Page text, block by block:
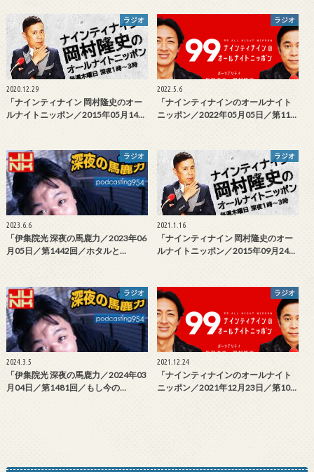
ラジオ
2020.12.29
「ナインティナイン 岡村隆史のオー
ルナイトニッポン／2015年05月14…
ラジオ
2022.5.6
「ナインティナインのオールナイト
ニッポン／2022年05月05日／第11…
ラジオ
2023.6.6
「伊集院光 深夜の馬鹿力／2023年06
月05日／第1442回／ホタルと…
ラジオ
2021.1.16
「ナインティナイン 岡村隆史のオー
ルナイトニッポン／2015年09月24…
ラジオ
2024.3.5
「伊集院光 深夜の馬鹿力／2024年03
月04日／第1481回／もし今の…
ラジオ
2021.12.24
「ナインティナインのオールナイト
ニッポン／2021年12月23日／第10…